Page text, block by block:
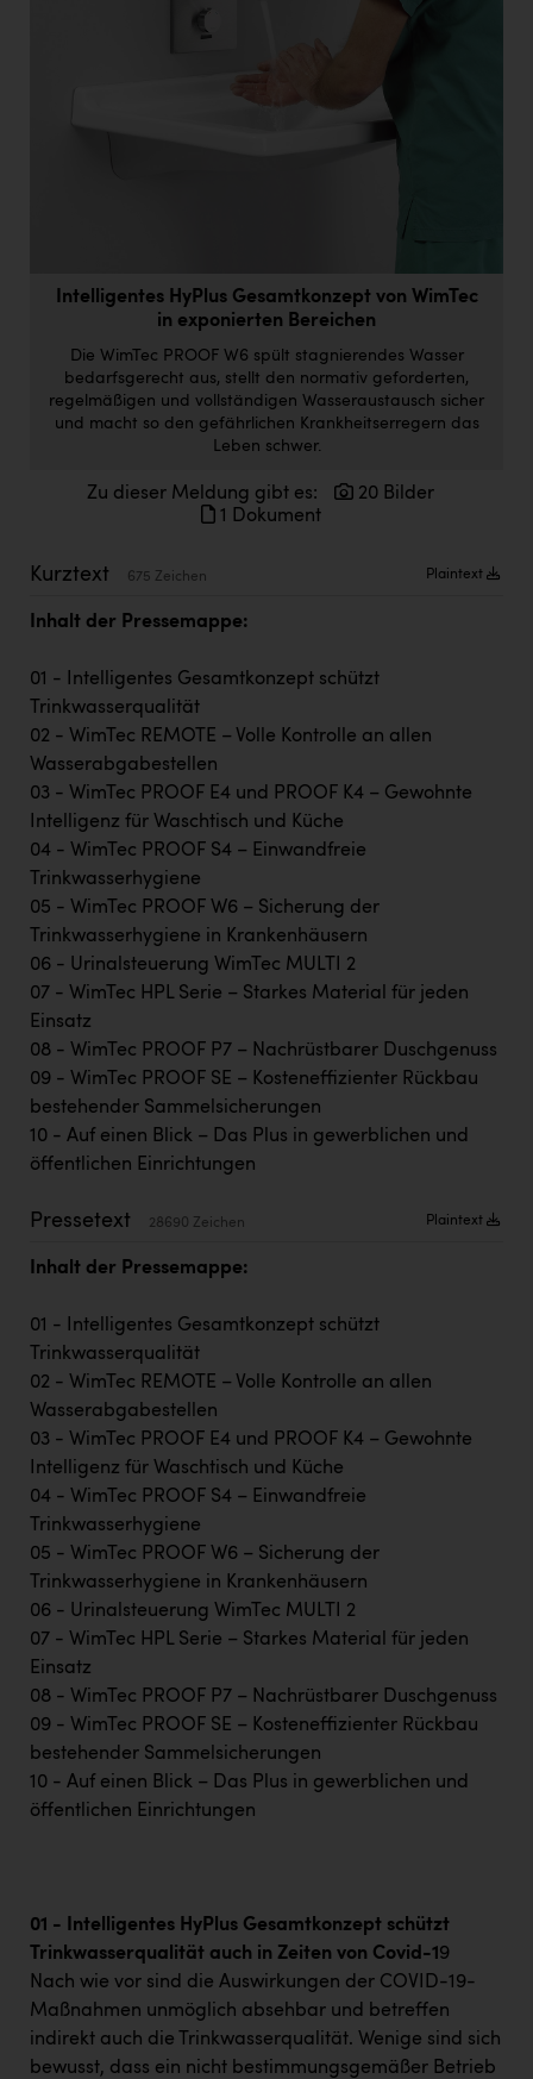
IFE Austria GmbH
INTERSPAR
INTERSPORT Austria
Jane Goodall Institute Austria
KIWI Kinderwunsch Institut Dr. Loimer
KLIPP Frisör
Kleider Bauer
Kremsmüller Anlagenbau GmbH
Maximarkt
Oldtimer Raststationen und Motorhotels
Österreichischer Kachelofenverband
Orlen
Passage Linz
PEZ
REMAX
RE/MAX Welcome
Ruderclub Wels
SCRI - Salzburg Cancer Research Institute
SCHMACHTL GmbH
Schwingshandl - automation technology gmbh
Seher + Partner
Smurfit Westrock Nettingsdorf
TCL
TGW Logistics
TRAILOMAT & Cycling Austria
Vier Diamanten
Wirtschaftskammer OÖ
ZGONC
ZULuft - Zukunft Luft Austria
z.l.ö.
Intelligentes HyPlus Gesamtkonzept von WimTec
in exponierten Bereichen
Die WimTec PROOF W6 spült stagnierendes Wasser
bedarfsgerecht aus, stellt den normativ geforderten,
regelmäßigen und vollständigen Wasseraustausch sicher
und macht so den gefährlichen Krankheitserregern das
Leben schwer.
Zu dieser Meldung gibt es:
20 Bilder
1 Dokument
Kurztext 675 Zeichen Plaintext
Inhalt der Pressemappe:
01 - Intelligentes Gesamtkonzept schützt
Trinkwasserqualität
02 - WimTec REMOTE – Volle Kontrolle an allen
Wasserabgabestellen
03 - WimTec PROOF E4 und PROOF K4 – Gewohnte
Intelligenz für Waschtisch und Küche
04 - WimTec PROOF S4 – Einwandfreie
Trinkwasserhygiene
05 - WimTec PROOF W6 – Sicherung der
Trinkwasserhygiene in Krankenhäusern
06 - Urinalsteuerung WimTec MULTI 2
07 - WimTec HPL Serie – Starkes Material für jeden
Einsatz
08 - WimTec PROOF P7 – Nachrüstbarer Duschgenuss
09 - WimTec PROOF SE – Kosteneffizienter Rückbau
bestehender Sammelsicherungen
10 - Auf einen Blick – Das Plus in gewerblichen und
öffentlichen Einrichtungen
Pressetext 28690 Zeichen Plaintext
Inhalt der Pressemappe:
01 - Intelligentes Gesamtkonzept schützt
Trinkwasserqualität
02 - WimTec REMOTE – Volle Kontrolle an allen
Wasserabgabestellen
03 - WimTec PROOF E4 und PROOF K4 – Gewohnte
Intelligenz für Waschtisch und Küche
04 - WimTec PROOF S4 – Einwandfreie
Trinkwasserhygiene
05 - WimTec PROOF W6 – Sicherung der
Trinkwasserhygiene in Krankenhäusern
06 - Urinalsteuerung WimTec MULTI 2
07 - WimTec HPL Serie – Starkes Material für jeden
Einsatz
08 - WimTec PROOF P7 – Nachrüstbarer Duschgenuss
09 - WimTec PROOF SE – Kosteneffizienter Rückbau
bestehender Sammelsicherungen
10 - Auf einen Blick – Das Plus in gewerblichen und
öffentlichen Einrichtungen
01 - Intelligentes HyPlus Gesamtkonzept schützt
Trinkwasserqualität auch in Zeiten von Covid-19
Nach wie vor sind die Auswirkungen der COVID-19-
Maßnahmen unmöglich absehbar und betreffen
indirekt auch die Trinkwasserqualität. Wenige sind sich
bewusst, dass ein nicht bestimmungsgemäßer Betrieb